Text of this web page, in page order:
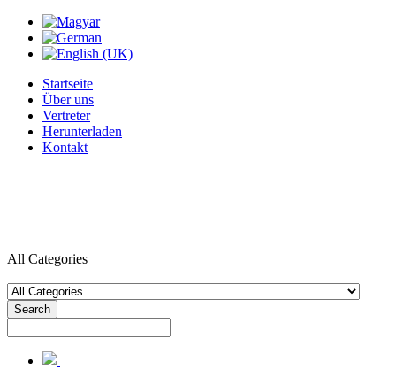
Startseite
Über uns
Vertreter
Herunterladen
Kontakt
All Categories
Search